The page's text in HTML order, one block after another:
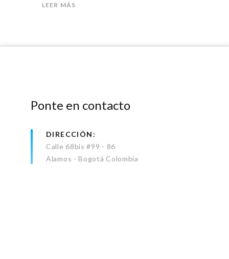
LEER MÁS
Ponte en contacto
DIRECCIÓN
Calle 68bis #99 - 86
Alamos - Bogotá Colombia